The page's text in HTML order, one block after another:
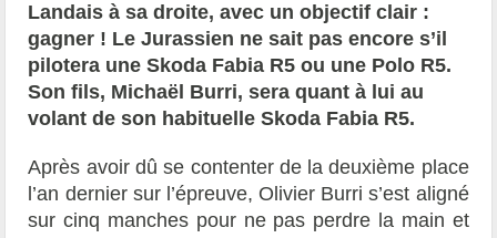
Landais à sa droite, avec un objectif clair :
gagner ! Le Jurassien ne sait pas encore s’il
pilotera une Skoda Fabia R5 ou une Polo R5.
Son fils, Michaël Burri, sera quant à lui au
volant de son habituelle Skoda Fabia R5.
Après avoir dû se contenter de la deuxième place
l’an dernier sur l’épreuve, Olivier Burri s’est aligné
sur cinq manches pour ne pas perdre la main et